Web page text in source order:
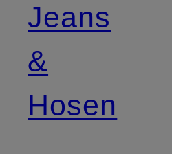
Jeans
&
Hosen